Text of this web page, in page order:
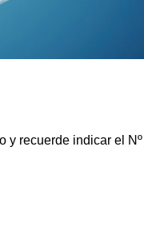
recuerde indicar el